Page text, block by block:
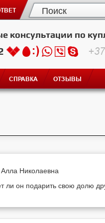
консультации по
СПРАВКА ОТЗЫВЫ
Алла Николаевна
ли он подарить свою долю